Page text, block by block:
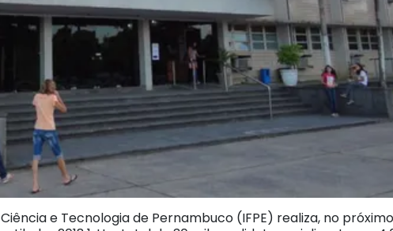
e Tecnologia de Pernambuco (IFPE) realiza, no próximo